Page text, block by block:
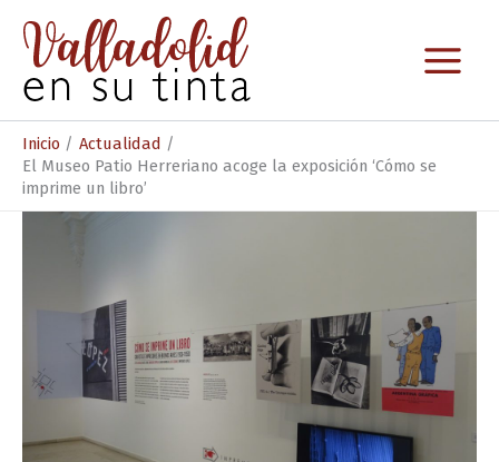
contenido
Inicio
Actualidad
El Museo Patio Herreriano acoge la exposición ‘Cómo se
imprime un libro’